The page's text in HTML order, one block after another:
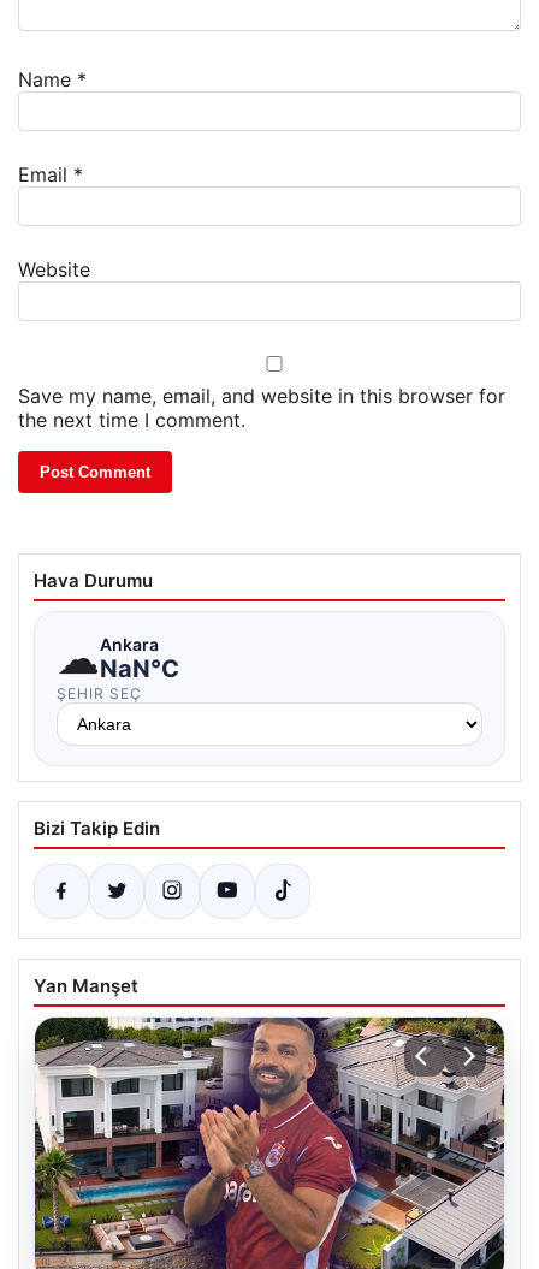
Name *
Email *
Website
Save my name, email, and website in this browser for
the next time I comment.
Hava Durumu
☁Ankara
NaN°C
ŞEHIR SEÇ
Bizi Takip Edin
Yan Manşet